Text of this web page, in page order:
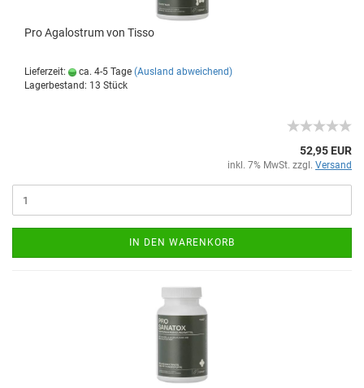
Pro Agalostrum von Tisso
Lieferzeit: ca. 4-5 Tage (Ausland abweichend)
Lagerbestand: 13 Stück
52,95 EUR
inkl. 7% MwSt. zzgl. Versand
IN DEN WARENKORB